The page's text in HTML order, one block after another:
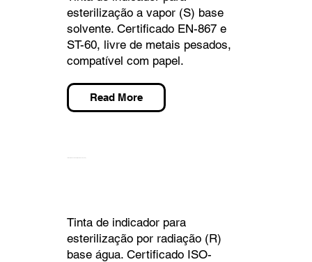
esterilização a vapor (S) base
solvente. Certificado EN-867 e
ST-60, livre de metais pesados,
compatível com papel.
Read More
Tinta de indicador para
esterilização por radiação (R)
base água. Certificado ISO-